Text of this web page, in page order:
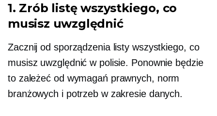
1. Zrób listę wszystkiego, co
musisz uwzględnić
Zacznij od sporządzenia listy wszystkiego, co
musisz uwzględnić w polisie. Ponownie będzie
to zależeć od wymagań prawnych, norm
branżowych i potrzeb w zakresie danych.